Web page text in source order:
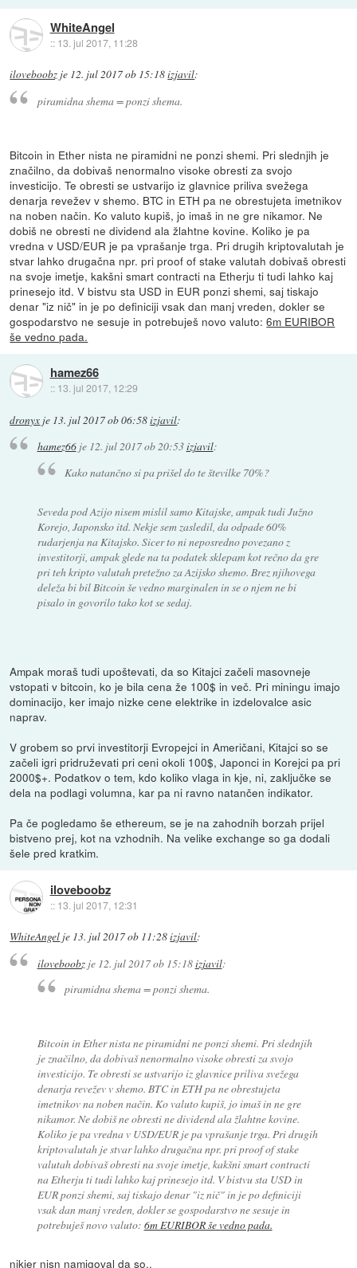
WhiteAngel
:: 13. jul 2017, 11:28
iloveboobz je 12. jul 2017 ob 15:18izjavil:
piramidna shema = ponzi shema.
Bitcoin in Ether nista ne piramidni ne ponzi shemi. Pri slednjih je
značilno, da dobivaš nenormalno visoke obresti za svojo
investicijo. Te obresti se ustvarijo iz glavnice priliva svežega
denarja revežev v shemo. BTC in ETH pa ne obrestujeta imetnikov
na noben način. Ko valuto kupiš, jo imaš in ne gre nikamor. Ne
dobiš ne obresti ne dividend ala žlahtne kovine. Koliko je pa
vredna v USD/EUR je pa vprašanje trga. Pri drugih kriptovalutah je
stvar lahko drugačna npr. pri proof of stake valutah dobivaš obresti
na svoje imetje, kakšni smart contracti na Etherju ti tudi lahko kaj
prinesejo itd. V bistvu sta USD in EUR ponzi shemi, saj tiskajo
denar "iz nič" in je po definiciji vsak dan manj vreden, dokler se
gospodarstvo ne sesuje in potrebuješ novo valuto:6m EURIBOR
še vedno pada.
hamez66
:: 13. jul 2017, 12:29
dronyx je 13. jul 2017 ob 06:58izjavil:
hamez66je 12. jul 2017 ob 20:53izjavil:
Kako natančno si pa prišel do te številke 70%?
Seveda pod Azijo nisem mislil samo Kitajske, ampak tudi Južno
Korejo, Japonsko itd. Nekje sem zasledil, da odpade 60%
rudarjenja na Kitajsko. Sicer to ni neposredno povezano z
investitorji, ampak glede na ta podatek sklepam kot rečno da gre
pri teh kripto valutah pretežno za Azijsko shemo. Brez njihovega
deleža bi bil Bitcoin še vedno marginalen in se o njem ne bi
pisalo in govorilo tako kot se sedaj.
Ampak moraš tudi upoštevati, da so Kitajci začeli masovneje
vstopati v bitcoin, ko je bila cena že 100$ in več. Pri miningu imajo
dominacijo, ker imajo nizke cene elektrike in izdelovalce asic
naprav.
V grobem so prvi investitorji Evropejci in Američani, Kitajci so se
začeli igri pridruževati pri ceni okoli 100$, Japonci in Korejci pa pri
2000$+. Podatkov o tem, kdo koliko vlaga in kje, ni, zaključke se
dela na podlagi volumna, kar pa ni ravno natančen indikator.
Pa če pogledamo še ethereum, se je na zahodnih borzah prijel
bistveno prej, kot na vzhodnih. Na velike exchange so ga dodali
šele pred kratkim.
iloveboobz
:: 13. jul 2017, 12:31
WhiteAngel je 13. jul 2017 ob 11:28izjavil:
iloveboobzje 12. jul 2017 ob 15:18izjavil:
piramidna shema = ponzi shema.
Bitcoin in Ether nista ne piramidni ne ponzi shemi. Pri slednjih
je značilno, da dobivaš nenormalno visoke obresti za svojo
investicijo. Te obresti se ustvarijo iz glavnice priliva svežega
denarja revežev v shemo. BTC in ETH pa ne obrestujeta
imetnikov na noben način. Ko valuto kupiš, jo imaš in ne gre
nikamor. Ne dobiš ne obresti ne dividend ala žlahtne kovine.
Koliko je pa vredna v USD/EUR je pa vprašanje trga. Pri drugih
kriptovalutah je stvar lahko drugačna npr. pri proof of stake
valutah dobivaš obresti na svoje imetje, kakšni smart contracti
na Etherju ti tudi lahko kaj prinesejo itd. V bistvu sta USD in
EUR ponzi shemi, saj tiskajo denar "iz nič" in je po definiciji
vsak dan manj vreden, dokler se gospodarstvo ne sesuje in
potrebuješ novo valuto: 6m EURIBOR še vedno pada.
nikjer nisn namigoval da so..